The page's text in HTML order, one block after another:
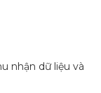
nhận dữ liệu và